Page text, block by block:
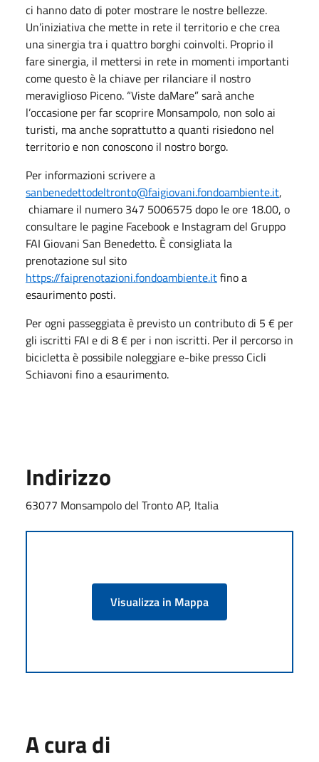
ci hanno dato di poter mostrare le nostre bellezze.
Un’iniziativa che mette in rete il territorio e che crea
una sinergia tra i quattro borghi coinvolti. Proprio il
fare sinergia, il mettersi in rete in momenti importanti
come questo è la chiave per rilanciare il nostro
meraviglioso Piceno. “Viste daMare” sarà anche
l’occasione per far scoprire Monsampolo, non solo ai
turisti, ma anche soprattutto a quanti risiedono nel
territorio e non conoscono il nostro borgo.
Per informazioni scrivere a
sanbenedettodeltronto@faigiovani.fondoambiente.it,
chiamare il numero 347 5006575 dopo le ore 18.00, o
consultare le pagine Facebook e Instagram del Gruppo
FAI Giovani San Benedetto. È consigliata la
prenotazione sul sito
https://faiprenotazioni.fondoambiente.itfino a
esaurimento posti.
Per ogni passeggiata è previsto un contributo di 5 € per
gli iscritti FAI e di 8 € per i non iscritti. Per il percorso in
bicicletta è possibile noleggiare e-bike presso Cicli
Schiavoni fino a esaurimento.
Indirizzo
63077 Monsampolo del Tronto AP, Italia
Visualizza in Mappa
A cura di